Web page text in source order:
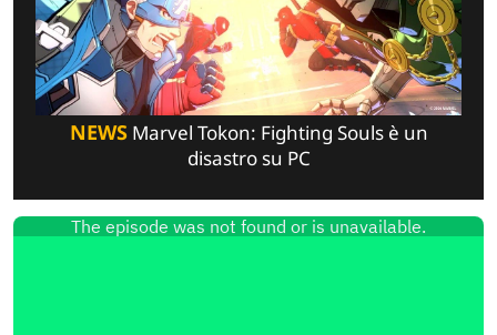
NEWSMarvel Tokon: Fighting Souls è un
disastro su PC